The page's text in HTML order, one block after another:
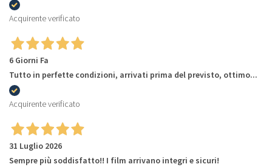
Acquirente verificato
6 Giorni Fa
Tutto in perfette condizioni, arrivati prima del previsto, ottimo...
Acquirente verificato
31 Luglio 2026
Sempre più soddisfatto!! I film arrivano integri e sicuri!